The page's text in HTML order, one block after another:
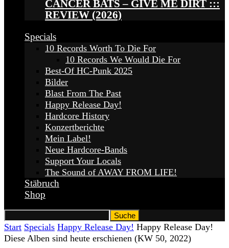
CANCER BATS – GIVE ME DIRT :::
REVIEW (2026)
Specials
10 Records Worth To Die For
10 Records We Would Die For
Best-Of HC-Punk 2025
Bilder
Blast From The Past
Happy Release Day!
Hardcore History
Konzertberichte
Mein Label!
Neue Hardcore-Bands
Support Your Locals
The Sound of AWAY FROM LIFE!
Stäbruch
Shop
Start Specials Happy Release Day! Happy Release Day!
Diese Alben sind heute erschienen (KW 50, 2022)